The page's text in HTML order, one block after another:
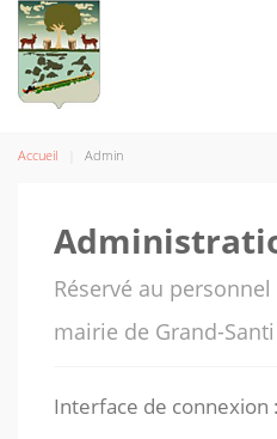
Accueil Admin
Réservé au
mairie de Grand-Santi
Interface de connexion :